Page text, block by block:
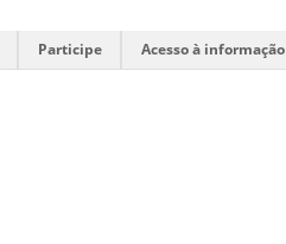
Participe Acesso à informação